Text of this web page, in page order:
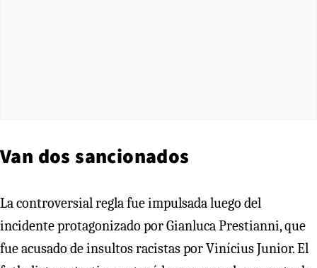
Van dos sancionados
La controversial regla fue impulsada luego del
incidente protagonizado por Gianluca Prestianni, que
fue acusado de insultos racistas por Vinícius Junior. El